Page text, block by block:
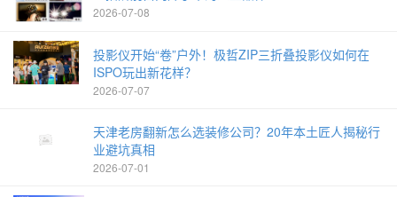
2026-07-08
投影仪开始“卷”户外！极哲ZIP三折叠投影仪如何在
ISPO玩出新花样？
2026-07-07
天津老房翻新怎么选装修公司？20年本土匠人揭秘行
业避坑真相
2026-07-01